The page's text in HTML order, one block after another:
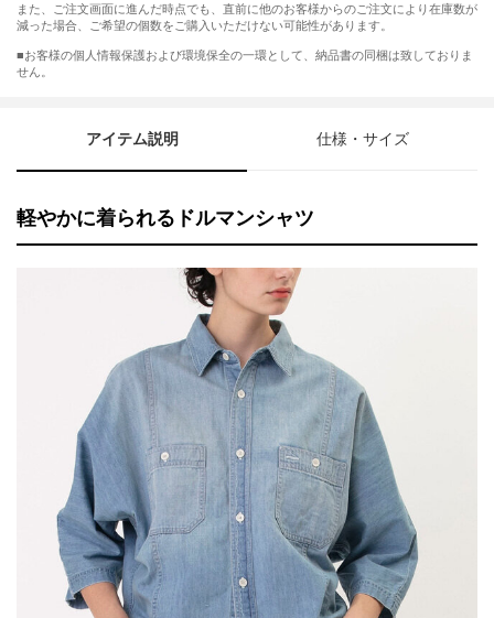
また、ご注文画面に進んだ時点でも、直前に他のお客様からのご注文により在庫数が
減った場合、ご希望の個数をご購入いただけない可能性があります。
■お客様の個人情報保護および環境保全の一環として、納品書の同梱は致しておりま
せん。
アイテム説明 仕様・サイズ
軽やかに着られるドルマンシャツ